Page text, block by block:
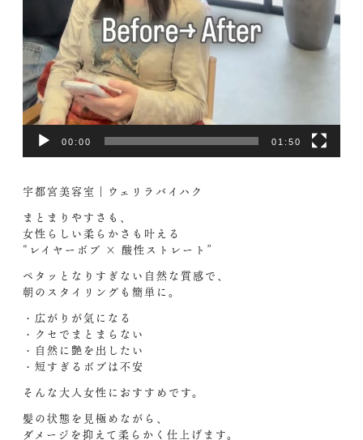
00:00 01:50
宇都宮美容室｜ウェリラバイハク
まとまりやすさも、
女性らしい柔らかさも叶える
“レイヤーボブ × 酸性ストレート”
ペタッとなりすぎない自然な質感で、
朝のスタイリングも簡単に。
・広がりが気になる
・クセでまとまらない
・自然に艶を出したい
・短すぎるボブは不安
そんな大人女性におすすめです。
髪の状態を見極めながら、
ダメージを抑えて柔らかく仕上げます。